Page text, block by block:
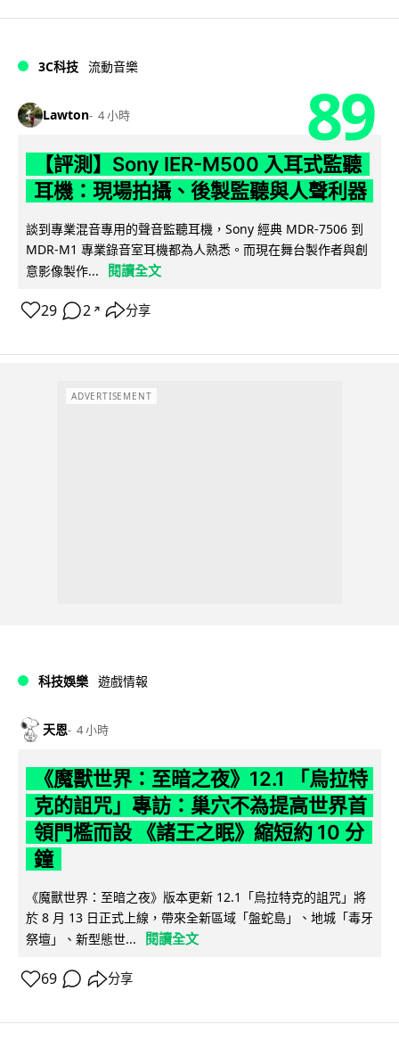
3C科技 流動音樂
Lawton 4 小時 89
【評測】Sony IER-M500 入耳式監聽
耳機：現場拍攝、後製監聽與人聲利器
談到專業混音專用的聲音監聽耳機，Sony 經典 MDR-7506 到
MDR-M1 專業錄音室耳機都為人熟悉。而現在舞台製作者與創
意影像製作...
閱讀全文
29 2 ↗ 分享
ADVERTISEMENT
科技娛樂 遊戲情報
天恩 4 小時
《魔獸世界：至暗之夜》12.1 「烏拉特
克的詛咒」專訪：巢穴不為提高世界首
領門檻而設 《諸王之眠》縮短約 10 分
鐘
《魔獸世界：至暗之夜》版本更新 12.1「烏拉特克的詛咒」將
於 8 月 13 日正式上線，帶來全新區域「盤蛇島」、地城「毒牙
祭壇」、新型態世...
閱讀全文
69 分享